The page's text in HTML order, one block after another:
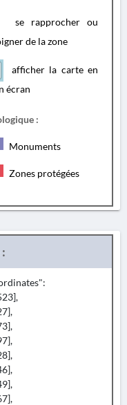
se rapprocher ou
de la zone
afficher la carte en
écran
:
Monuments
Zones protégées